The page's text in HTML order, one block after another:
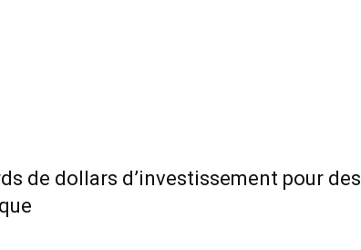
de dollars d’investissement pour des